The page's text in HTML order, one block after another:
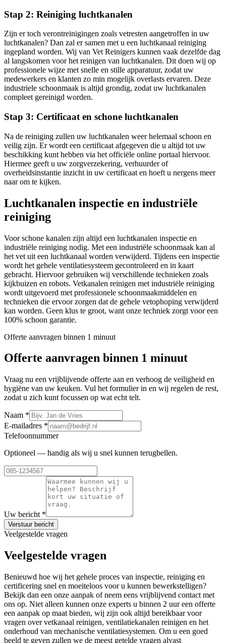
Stap 2: Reiniging luchtkanalen
Zijn er toch verontreinigingen zoals vetresten aangetroffen in uw
luchtkanalen? Dan zal er samen met u een luchtkanaal reiniging
ingepland worden. Wij van Vet Reinigers kunnen vaak dezelfde dag
al langskomen voor het reinigen van luchtkanalen. Dit doen wij op
professionele wijze met snelle en stille apparatuur, zodat uw
medewerkers en klanten zo min mogelijk overlasts ervaren. Deze
industriele schoonmaak is altijd grondig, zodat uw luchtkanalen
compleet gereinigd worden.
Stap 3: Certificaat en schone luchtkanalen
Na de reiniging zullen uw luchtkanalen weer helemaal schoon en
veilig zijn. Er wordt een certificaat afgegeven die u altijd tot uw
beschikking kunt hebben via het officiële online portaal hiervoor.
Hiermee geeft u uw zorgverzekering, verhuurder of
overheidsinstantie inzicht in uw certificaat en hoeft u nergens meer
naar om te kijken.
Luchtkanalen inspectie en industriële
reiniging
Voor schone kanalen zijn altijd een luchtkanalen inspectie en
industriële reiniging nodig. Met een industriële schoonmaak kan al
het vet uit een luchtkanaal worden verwijderd. Tijdens een inspectie
wordt het gehele ventilatiesysteem gecontroleerd en in kaart
gebracht. Hiervoor gebruiken wij verschillende technieken zoals
kijkbuizen en robots. Vetkanalen reinigen met industriële reiniging
wordt uitgevoerd met professionele schoonmaakmiddelen en
technieken die ervoor zorgen dat de gehele vetophoping verwijderd
kan worden. Geen klus te groot, want onze techniek zorgt voor een
100% schoon garantie.
Offerte aanvragen binnen 1 minuut
Offerte aanvragen binnen 1 minuut
Vraag nu een vrijblijvende offerte aan en verhoog de veiligheid en
hygiëne van uw keuken. Vul het formulier in en wij regelen de rest,
zodat u zich kunt focussen op wat echt telt.
Naam *
E-mailadres *
Telefoonnummer
Optioneel — handig als wij u snel kunnen terugbellen.
Uw bericht *
Verstuur bericht
Veelgestelde vragen
Veelgestelde vragen
Benieuwd hoe wij het gehele proces van inspectie, reiniging en
certificering snel en moeiteloos voor u kunnen bewerkstelligen?
Bekijk dan een onze aanpak of neem eens vrijblijvend contact met
ons op. Niet alleen kunnen onze experts u binnen 2 uur een offerte
een aanpak op maat bieden, wij zijn ook altijd bereikbaar voor
vragen over vetkanaal reinigen, ventilatiekanalen reinigen en het
onderhoud van mechanische ventilatiesystemen. Om u een goed
beeld te geven zullen we de meest getelde vragen alvast